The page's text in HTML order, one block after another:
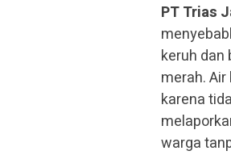
PT Trias
keruh
merah.
karena
warga